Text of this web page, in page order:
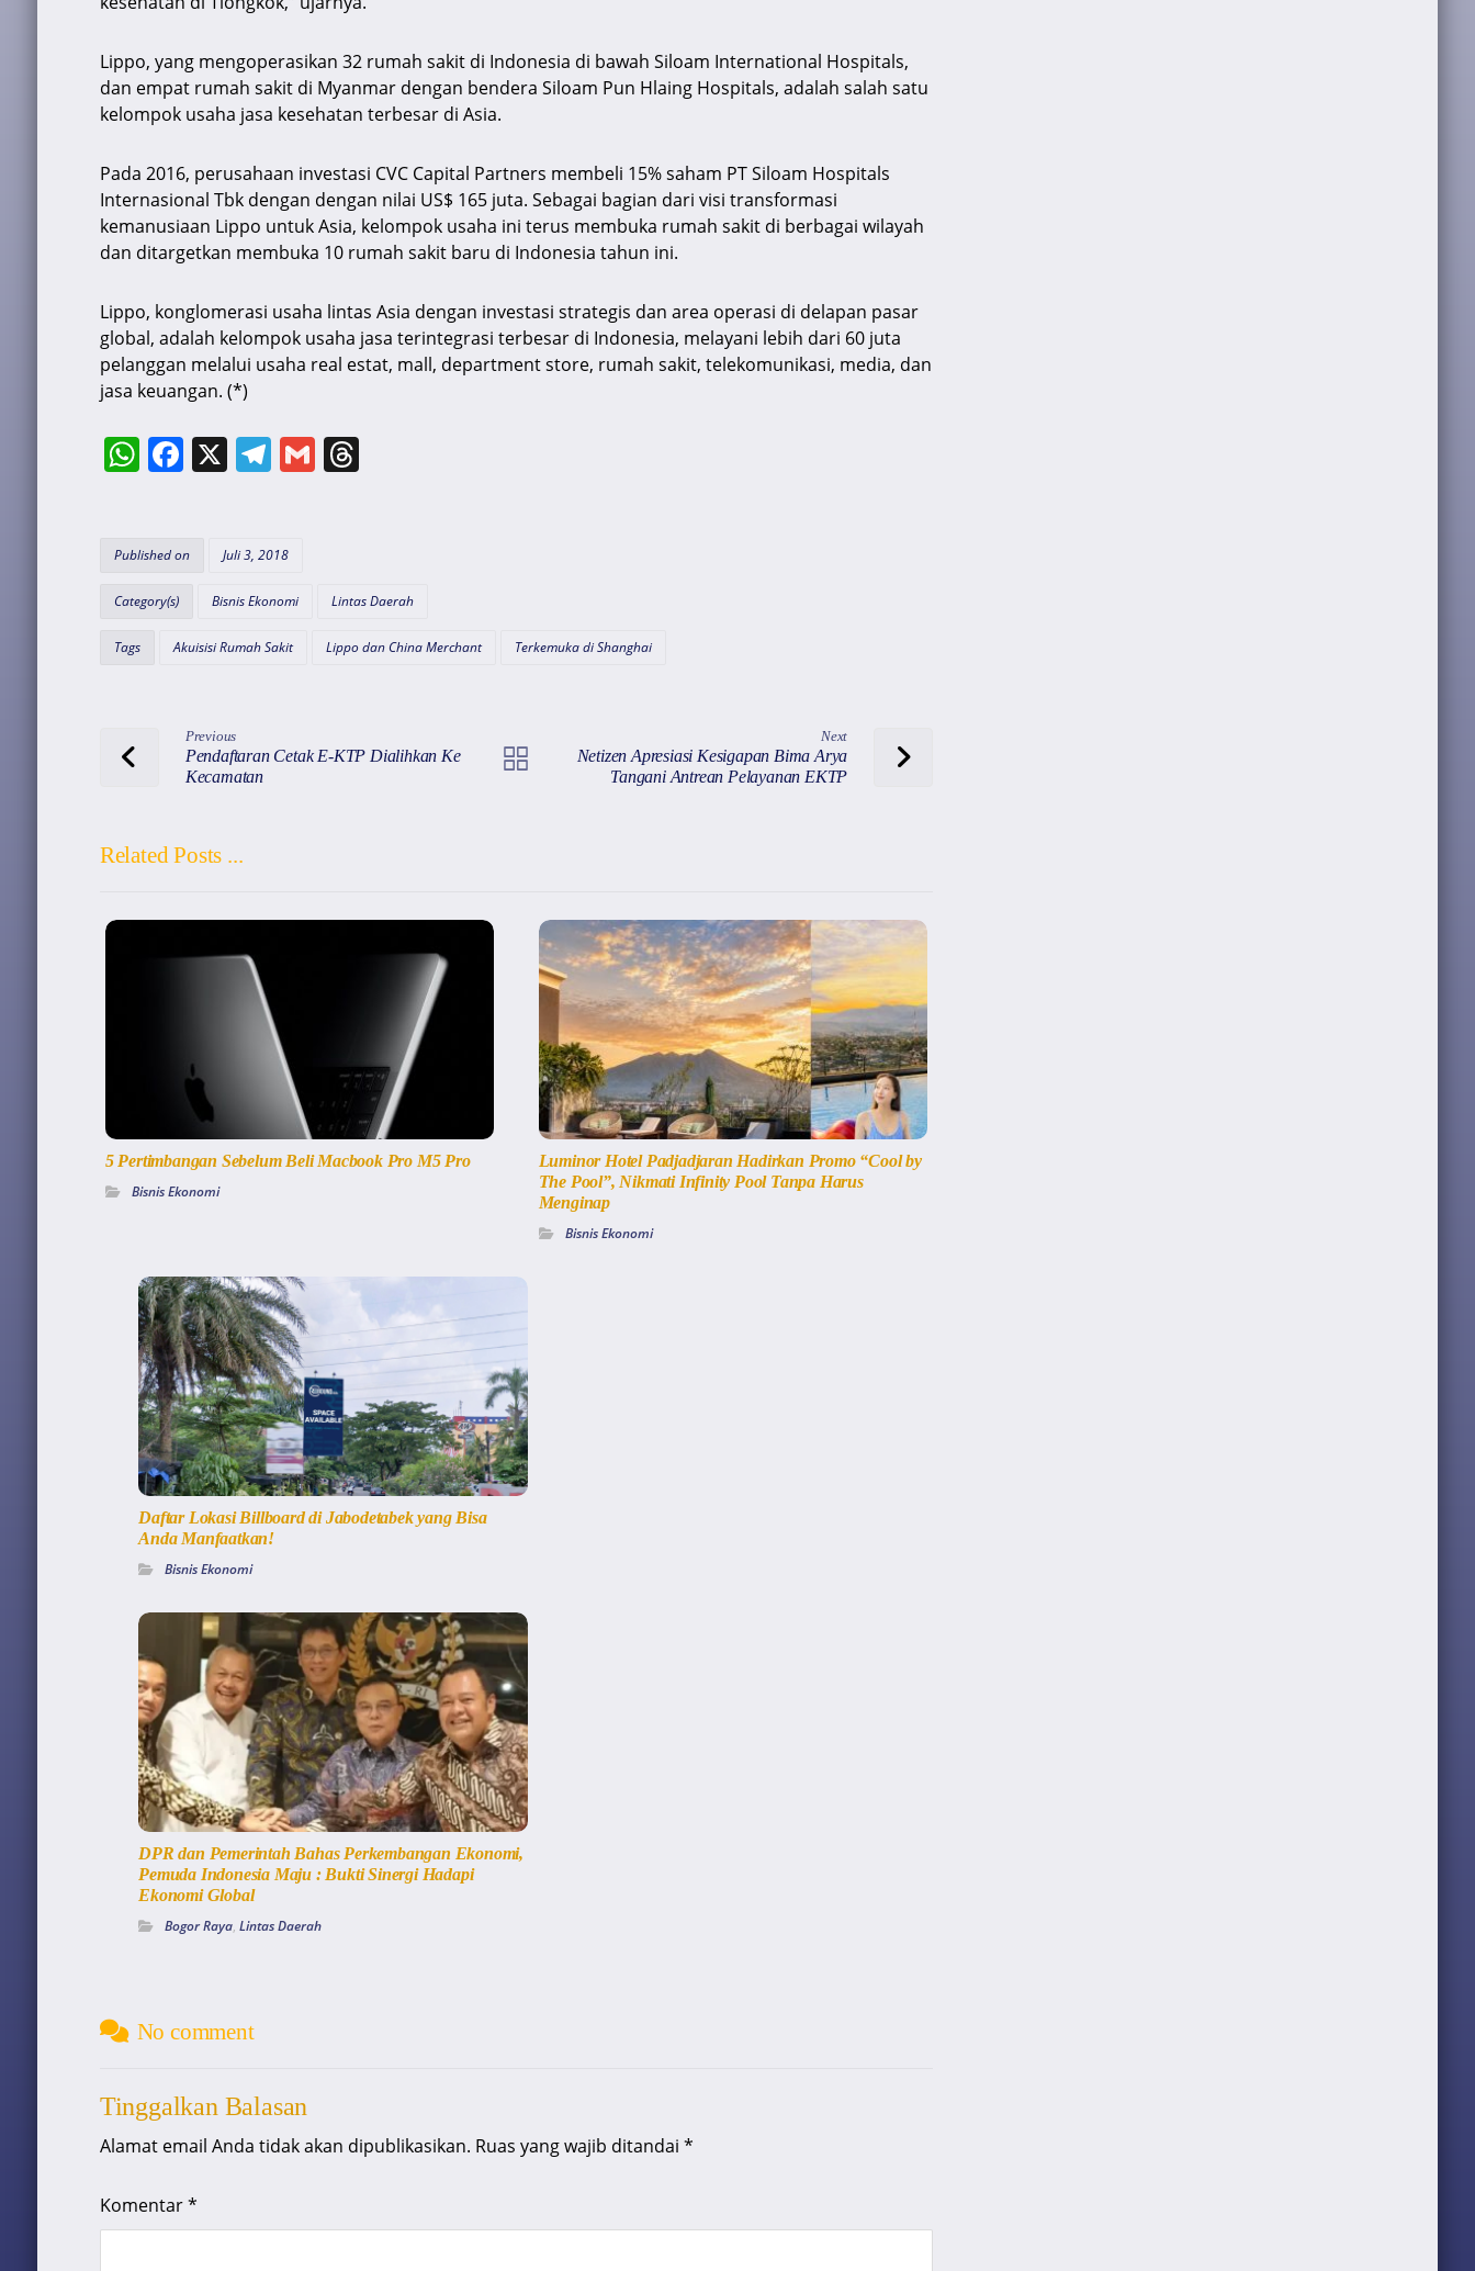
Lippo, yang mengoperasikan 32 rumah sakit di Indonesia di bawah Siloam International Hospitals,
dan empat rumah sakit di Myanmar dengan bendera Siloam Pun Hlaing Hospitals, adalah salah satu
kelompok usaha jasa kesehatan terbesar di Asia.
Pada 2016, perusahaan investasi CVC Capital Partners membeli 15% saham PT Siloam Hospitals
Internasional Tbk dengan dengan nilai US$ 165 juta. Sebagai bagian dari visi transformasi
kemanusiaan Lippo untuk Asia, kelompok usaha ini terus membuka rumah sakit di berbagai wilayah
dan ditargetkan membuka 10 rumah sakit baru di Indonesia tahun ini.
Lippo, konglomerasi usaha lintas Asia dengan investasi strategis dan area operasi di delapan pasar
global, adalah kelompok usaha jasa terintegrasi terbesar di Indonesia, melayani lebih dari 60 juta
pelanggan melalui usaha real estat, mall, department store, rumah sakit, telekomunikasi, media, dan
jasa keuangan. (*)
W
s
A
p
F
e
o
o
X T
gr
a
m
G T
d
s
Published on Juli 3, 2018
Category(s) Bisnis Ekonomi Lintas Daerah
Tags Akuisisi Rumah Sakit Lippo dan China Merchant Terkemuka di Shanghai
Previous
Pendaftaran Cetak E-KTP Dialihkan Ke
Kecamatan
Next
Netizen Apresiasi Kesigapan Bima Arya
Tangani Antrean Pelayanan EKTP
Related Posts ...
5 Pertimbangan Sebelum Beli Macbook Pro M5 Pro
Bisnis Ekonomi
Luminor Hotel Padjadjaran Hadirkan Promo “Cool by
The Pool”, Nikmati Infinity Pool Tanpa Harus
Menginap
Bisnis Ekonomi
Daftar Lokasi Billboard di Jabodetabek yang Bisa
Anda Manfaatkan!
Bisnis Ekonomi
DPR dan Pemerintah Bahas Perkembangan Ekonomi,
Pemuda Indonesia Maju : Bukti Sinergi Hadapi
Ekonomi Global
Bogor Raya,Lintas Daerah
No comment
Tinggalkan Balasan
Alamat email Anda tidak akan dipublikasikan. Ruas yang wajib ditandai *
Komentar*